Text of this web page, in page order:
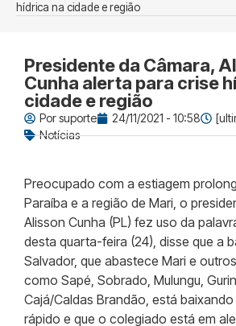
hídrica na cidade e região
Presidente da Câmara,
Cunha alerta para crise
cidade e região
Porsuporte 24/11/2021 - 10:58
Notícias
Preocupado com a estiagem
Paraíba e a região de Mari, o
Alisson Cunha (PL) fez uso da
desta quarta-feira (24), disse que a
Salvador, que abastece Mari e
como Sapé, Sobrado, Mulungu,
Cajá/Caldas Brandão, está
rápido e que o colegiado está em